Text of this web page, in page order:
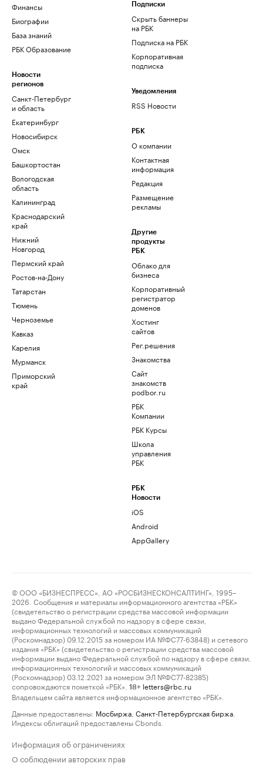
Финансы
Биографии
База знаний
РБК Образование
Новости
регионов
Санкт-Петербург
и область
Екатеринбург
Новосибирск
Омск
Башкортостан
Вологодская
область
Калининград
Краснодарский
край
Нижний
Новгород
Пермский край
Ростов-на-Дону
Татарстан
Тюмень
Черноземье
Кавказ
Карелия
Мурманск
Приморский
край
Подписки
Скрыть баннеры
на РБК
Подписка на РБК
Корпоративная
подписка
Уведомления
RSS Новости
РБК
О компании
Контактная
информация
Редакция
Размещение
рекламы
Другие
продукты
РБК
Облако для
бизнеса
Корпоративный
регистратор
доменов
Хостинг
сайтов
Рег.решения
Знакомства
Сайт
знакомств
podbor.ru
РБК
Компании
РБК Курсы
Школа
управления
РБК
РБК
Новости
iOS
Android
AppGallery
© ООО «БИЗНЕСПРЕСС», АО «РОСБИЗНЕСКОНСАЛТИНГ», 1995–
2026. Сообщения и материалы информационного агентства «РБК»
(свидетельство о регистрации средства массовой информации
выдано Федеральной службой по надзору в сфере связи,
информационных технологий и массовых коммуникаций
(Роскомнадзор) 09.12.2015 за номером ИА №ФС77-63848) и сетевого
издания «РБК» (свидетельство о регистрации средства массовой
информации выдано Федеральной службой по надзору в сфере связи,
информационных технологий и массовых коммуникаций
(Роскомнадзор) 03.12.2021 за номером ЭЛ №ФС77-82385)
сопровождаются пометкой «РБК».
18+ letters@rbc.ru
Владельцем сайта является информационное агентство «РБК».
Данные предоставлены: Мосбиржа Санкт-Петербургская биржа
Индексы облигаций предоставлены Cbonds.
Информация об ограничениях
О соблюдении авторских прав